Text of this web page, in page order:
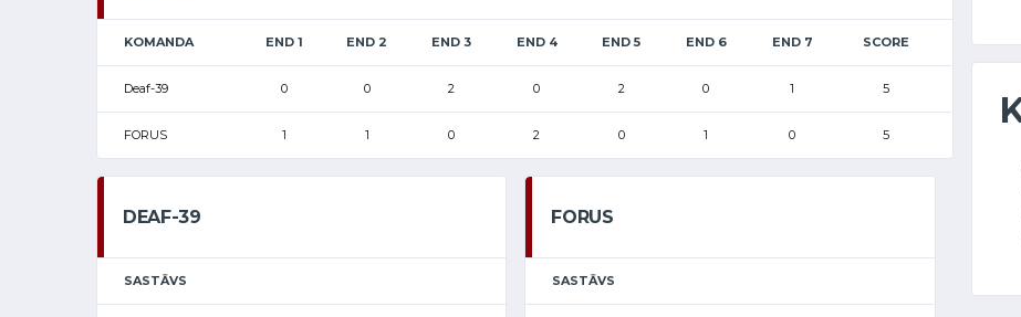
KOMANDA END 1 END 2 END 3 END 4 END 5 END 6 END 7 SCORE
Deaf-39 0 0 2 0 2 0 1 5
FORUS 1 1 0 2 0 1 0 5
DEAF-39
SASTĀVS
FORUS
SASTĀVS